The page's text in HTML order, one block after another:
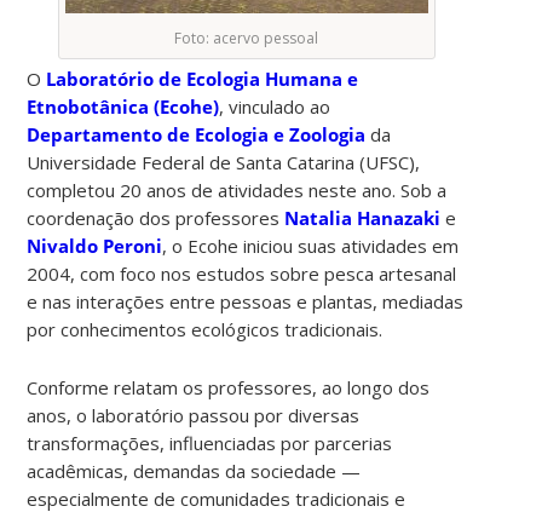
Foto: acervo pessoal
O Laboratório de Ecologia Humana e
Etnobotânica (Ecohe), vinculado ao
Departamento de Ecologia e Zoologia da
Universidade Federal de Santa Catarina (UFSC),
completou 20 anos de atividades neste ano. Sob a
coordenação dos professores Natalia Hanazaki e
Nivaldo Peroni, o Ecohe iniciou suas atividades em
2004, com foco nos estudos sobre pesca artesanal
e nas interações entre pessoas e plantas, mediadas
por conhecimentos ecológicos tradicionais.
Conforme relatam os professores, ao longo dos
anos, o laboratório passou por diversas
transformações, influenciadas por parcerias
acadêmicas, demandas da sociedade —
especialmente de comunidades tradicionais e